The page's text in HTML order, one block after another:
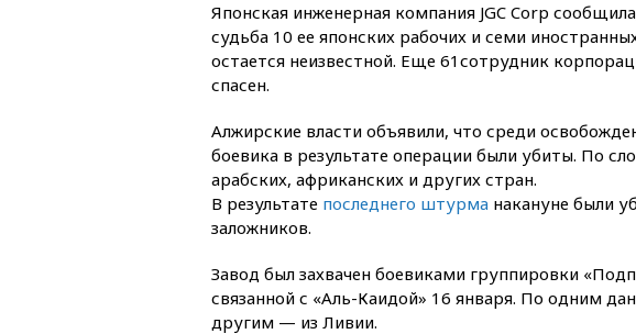
Японская инженерная компания JGC Corp
судьба 10 ее японских рабочих и семи
остается неизвестной. Еще 61сотрудник
спасен.
Алжирские власти объявили, что среди
боевика в результате операции были убиты. По
арабских, африканских и других стран.
В результате последнего штурма накануне были
заложников.
Завод был захвачен боевиками группировки
связанной с «Аль-Каидой» 16 января. По одним
другим — из Ливии.